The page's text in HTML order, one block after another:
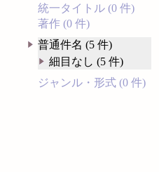
統一タイトル (0 件)
著作 (0 件)
普通件名 (5 件)
細目なし (5 件)
ジャンル・形式 (0 件)